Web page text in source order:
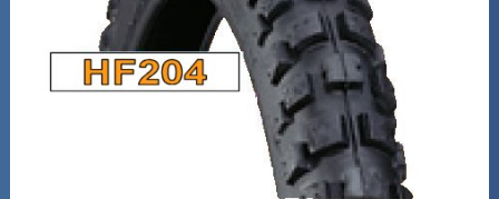
Mönkijän osat
Puutarha ja metsä